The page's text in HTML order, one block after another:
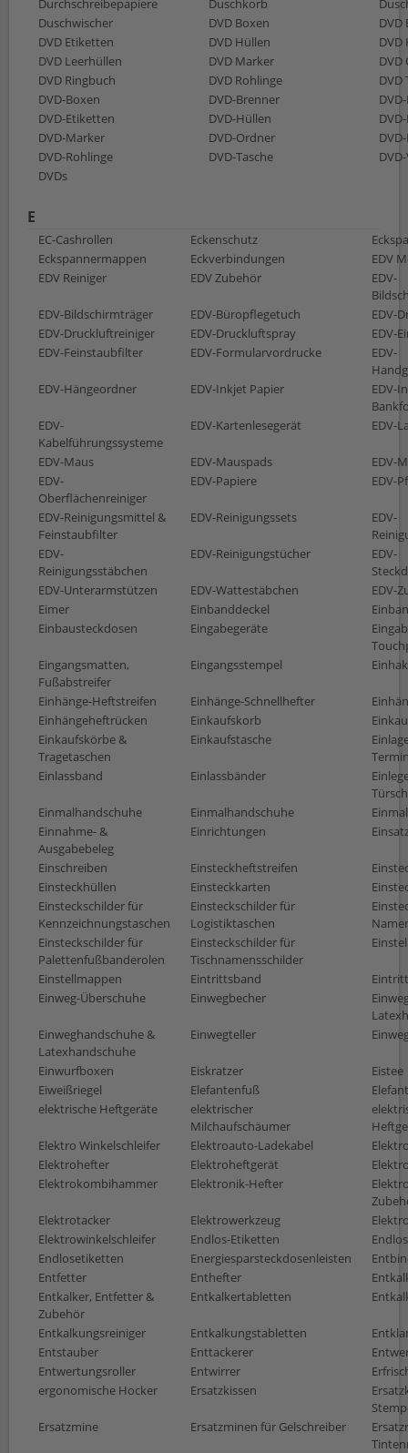
Durchschreibepapiere Duschkorb
Duschwischer
DVD Boxen
DVD
DVD Etiketten
DVD Hüllen
DVD
DVD Leerhüllen
DVD Marker
DVD
DVD Ringbuch
DVD Rohlinge
DVD
DVD-Boxen
DVD-Brenner
DVD-Etiketten
DVD-Hüllen
DVD-Marker
DVD-Ordner
DVD-Rohlinge
DVD-Tasche
DVDs
E
EC-Cashrollen Eckenschutz
Eckspannermappen
Eckverbindungen
EDV
EDV Reiniger
EDV Zubehör
EDV-
EDV-Bildschirmträger
EDV-Büropflegetuch
EDV-
EDV-Druckluftreiniger
EDV-Druckluftspray
EDV-
EDV-Feinstaubfilter
EDV-Formularvordrucke
EDV-
EDV-Hängeordner
EDV-Inkjet Papier
EDV-
EDV-
Kabelführungssysteme
EDV-Kartenlesegerät EDV-
EDV-Maus EDV-Mauspads
EDV-
EDV-
Oberflächenreiniger
EDV-Papiere EDV-
EDV-Reinigungsmittel &
Feinstaubfilter
EDV-Reinigungssets
EDV-
EDV-
Reinigungsstäbchen
EDV-Reinigungstücher
EDV-
EDV-Unterarmstützen
EDV-Wattestäbchen
EDV-
Eimer
Einbanddeckel
Einbausteckdosen
Eingabegeräte
Eingangsmatten,
Fußabstreifer
Eingangsstempel
Einhänge-Heftstreifen Einhänge-Schnellhefter
Einhängeheftrücken
Einkaufskorb
Einkaufskörbe &
Tragetaschen
Einkaufstasche
Einlassband
Einlassbänder
Einmalhandschuhe
Einmalhandschuhe
Einnahme- &
Ausgabebeleg
Einrichtungen
Einschreiben Einsteckheftstreifen
Einsteckhüllen
Einsteckkarten
Einsteckschilder für
Kennzeichnungstaschen
Einsteckschilder für
Logistiktaschen
Einsteckschilder für
Palettenfußbanderolen
Einsteckschilder für
Tischnamensschilder
Einstellmappen Eintrittsband
Einweg-Überschuhe
Einwegbecher
Einweghandschuhe &
Latexhandschuhe
Einwegteller
Einwurfboxen Eiskratzer
Eistee
Eiweißriegel
Elefantenfuß
elektrische Heftgeräte
elektrischer
Milchaufschäumer
Elektro Winkelschleifer
Elektroauto-Ladekabel
Elektrohefter
Elektroheftgerät
Elektrokombihammer
Elektronik-Hefter
Elektrotacker
Elektrowerkzeug
Elektrowinkelschleifer
Endlos-Etiketten
Endlosetiketten
Energiesparsteckdosenleisten
Entfetter
Enthefter
Entkalker, Entfetter &
Zubehör
Entkalkertabletten
Entkalkungsreiniger Entkalkungstabletten
Entstauber
Enttackerer
Entwertungsroller
Entwirrer
ergonomische Hocker
Ersatzkissen
Ersatzmine
Ersatzminen für Gelschreiber